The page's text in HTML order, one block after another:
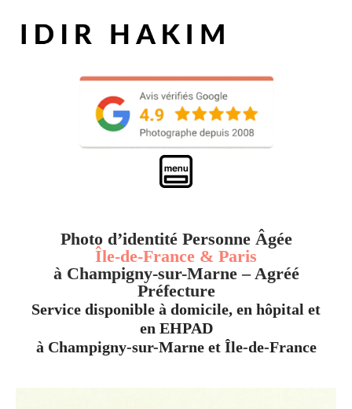
Photo d’identité Personne Âgée
Île-de-France & Paris
à Champigny-sur-Marne – Agréé
Préfecture
Service disponible à domicile, en hôpital et
en EHPAD
à Champigny-sur-Marne et Île-de-France